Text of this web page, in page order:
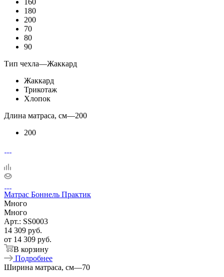
180
200
70
80
90
Тип чехла—Жаккард
Жаккард
Трикотаж
Хлопок
Длина матраса, см—200
200
Матрас Боннель Практик
Много
Много
Арт.: SS0003
14 309 руб.
от 14 309 руб.
В корзину
Подробнее
Ширина матраса, см—70